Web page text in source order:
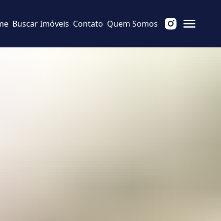
Buscar Imóveis Contato Quem Somos